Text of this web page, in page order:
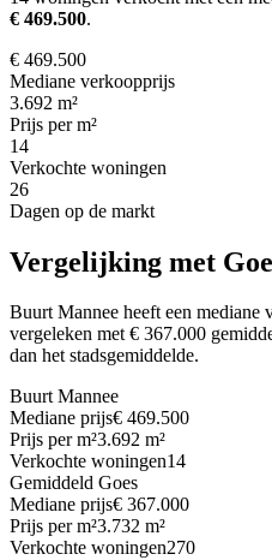
€ 469.500.
€ 469.500
Mediane verkoopprijs
3.692 m²
Prijs per m²
14
Verkochte woningen
26
Dagen op de markt
Vergelijking met
Buurt Mannee heeft een mediane
vergeleken met € 367.000
dan het stadsgemiddelde.
Buurt Mannee
Mediane prijs€ 469.500
Prijs per m²3.692 m²
Verkochte woningen14
Gemiddeld Goes
Mediane prijs€ 367.000
Prijs per m²3.732 m²
Verkochte woningen270